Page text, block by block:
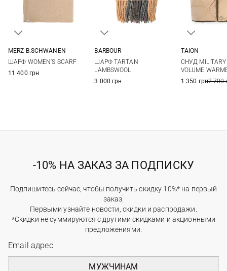
MERZ B.SCHWANEN
ШАРФ WOMEN‘S SCARF
11 400 грн
BARBOUR
ШАРФ TARTAN
LAMBSWOOL
3 000 грн
TAION
СНУД MILITARY
VOLUME
1 350 грн2 700
-10% НА ЗАКАЗ ЗА ПОДПИСКУ
Подпишитесь сейчас, чтобы получить скидку 10%* на первый
заказ.
Первыми узнайте новости, скидки и распродажи.
*Скидки не суммируются с другими скидками и акционными
предложениями.
МУЖЧИНАМ